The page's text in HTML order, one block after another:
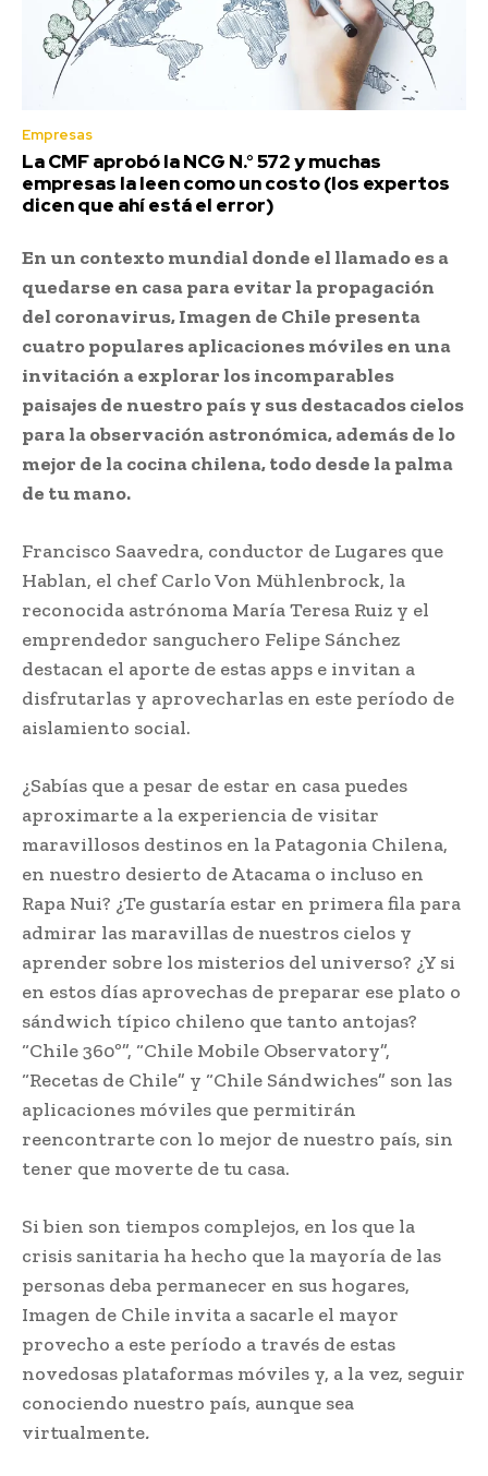
Empresas
La CMF aprobó la NCG N.° 572 y muchas
empresas la leen como un costo (los expertos
dicen que ahí está el error)
En un contexto mundial donde el llamado es a
quedarse en casa para evitar la propagación
del coronavirus, Imagen de Chile presenta
cuatro populares aplicaciones móviles en una
invitación a explorar los incomparables
paisajes de nuestro país y sus destacados cielos
para la observación astronómica, además de lo
mejor de la cocina chilena, todo desde la palma
de tu mano.
Francisco Saavedra, conductor de Lugares que
Hablan, el chef Carlo Von Mühlenbrock, la
reconocida astrónoma María Teresa Ruiz y el
emprendedor sanguchero Felipe Sánchez
destacan el aporte de estas apps e invitan a
disfrutarlas y aprovecharlas en este período de
aislamiento social.
¿Sabías que a pesar de estar en casa puedes
aproximarte a la experiencia de visitar
maravillosos destinos en la Patagonia Chilena,
en nuestro desierto de Atacama o incluso en
Rapa Nui? ¿Te gustaría estar en primera fila para
admirar las maravillas de nuestros cielos y
aprender sobre los misterios del universo? ¿Y si
en estos días aprovechas de preparar ese plato o
sándwich típico chileno que tanto antojas?
“Chile 360º”, “Chile Mobile Observatory”,
“Recetas de Chile” y “Chile Sándwiches” son las
aplicaciones móviles que permitirán
reencontrarte con lo mejor de nuestro país, sin
tener que moverte de tu casa.
Si bien son tiempos complejos, en los que la
crisis sanitaria ha hecho que la mayoría de las
personas deba permanecer en sus hogares,
Imagen de Chile invita a sacarle el mayor
provecho a este período a través de estas
novedosas plataformas móviles y, a la vez, seguir
conociendo nuestro país, aunque sea
virtualmente.